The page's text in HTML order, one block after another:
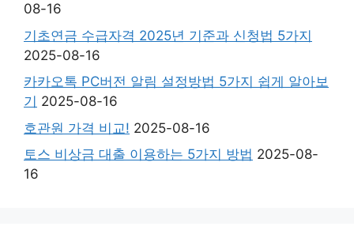
08-16
기초연금 수급자격 2025년 기준과 신청법 5가지
2025-08-16
카카오톡 PC버전 알림 설정방법 5가지 쉽게 알아보
기 2025-08-16
호관원 가격 비교! 2025-08-16
토스 비상금 대출 이용하는 5가지 방법 2025-08-
16